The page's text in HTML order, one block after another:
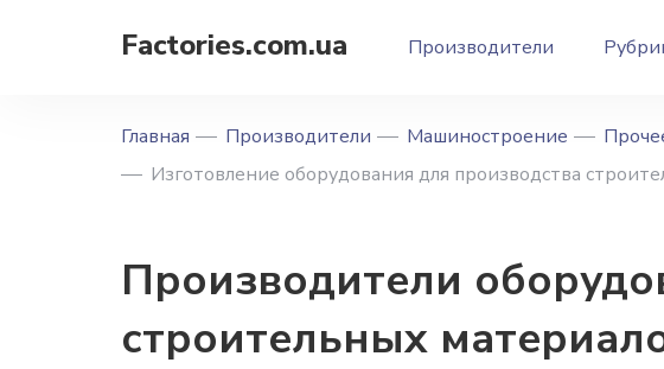
Factories.com.ua Производители
Главная Производители Машиностроение
Изготовление оборудования для производства
Производители
строительных